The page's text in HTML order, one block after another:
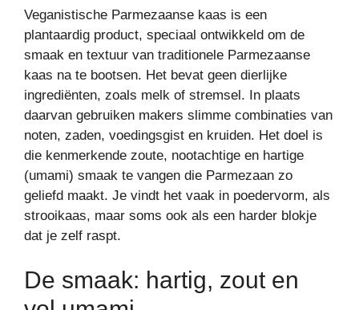
Veganistische Parmezaanse kaas is een
plantaardig product, speciaal ontwikkeld om de
smaak en textuur van traditionele Parmezaanse
kaas na te bootsen. Het bevat geen dierlijke
ingrediënten, zoals melk of stremsel. In plaats
daarvan gebruiken makers slimme combinaties van
noten, zaden, voedingsgist en kruiden. Het doel is
die kenmerkende zoute, nootachtige en hartige
(umami) smaak te vangen die Parmezaan zo
geliefd maakt. Je vindt het vaak in poedervorm, als
strooikaas, maar soms ook als een harder blokje
dat je zelf raspt.
De smaak: hartig, zout en